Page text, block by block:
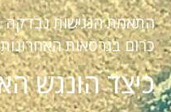
התאמת הנגישות נבדקה
כרום בגרסאות
כיצד הונגש